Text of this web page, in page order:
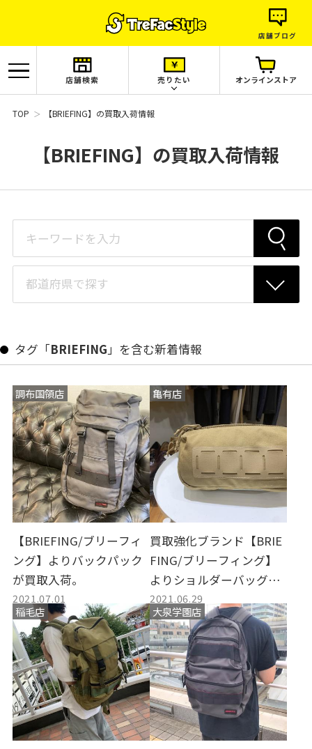
店舗ブログ
店舗検索 売りたい オンラインストア
TOP 【BRIEFING】の買取入荷情報
【BRIEFING】の買取入荷情報
タグ「BRIEFING 」を含む新着情報
調布国領店
【BRIEFING/ブリーフィ
ング】よりバックパック
が買取入荷。
2021.07.01
亀有店
買取強化ブランド【BRIE
FING/ブリーフィング】
よりショルダーバッグが
入荷しました。
2021.06.29
稲毛店
大泉学園店